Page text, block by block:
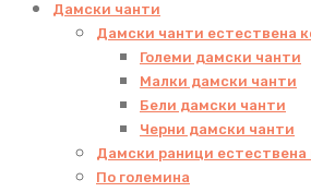
Дамски чанти
Дамски чанти естествена
Големи дамски чанти
Малки дамски чанти
Бели дамски чанти
Черни дамски чанти
Дамски раници естествена
По големина